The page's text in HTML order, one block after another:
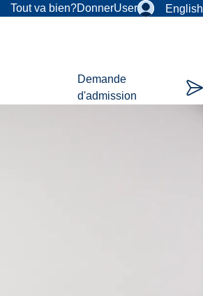
Tout va bien?DonnerUser English
Demande
d'admission